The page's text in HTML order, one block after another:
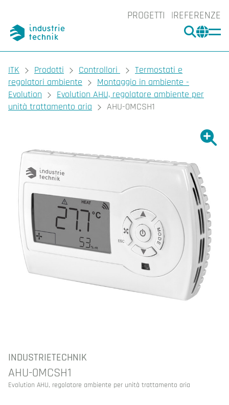
PROGETTI REFERENZE
CERCA
You are here:
ITK Prodotti Controllori
Termostati e
regolatori ambiente
Montaggio in ambiente -
Evolution
Evolution AHU, regolatore ambiente per
unità trattamento aria
AHU-0MCSH1
INDUSTRIETECHNIK
AHU-0MCSH1
Evolution AHU, regolatore ambiente per unità trattamento aria